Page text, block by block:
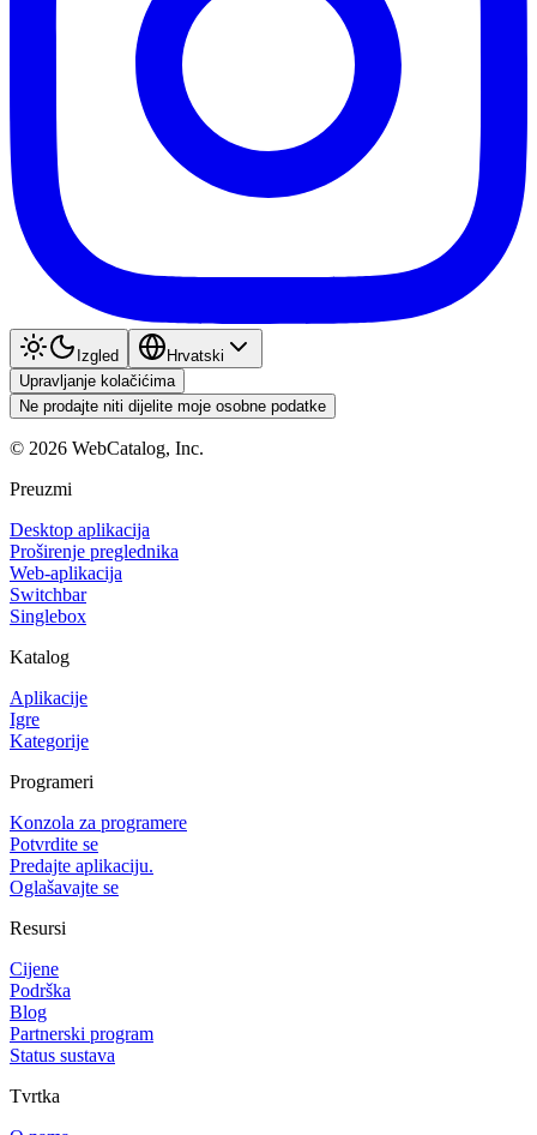
Izgled
Hrvatski
Upravljanje kolačićima
Ne prodajte niti dijelite moje osobne podatke
© 2026 WebCatalog, Inc.
Preuzmi
Desktop aplikacija
Proširenje preglednika
Web-aplikacija
Switchbar
Singlebox
Katalog
Aplikacije
Igre
Kategorije
Programeri
Konzola za programere
Potvrdite se
Predajte aplikaciju.
Oglašavajte se
Resursi
Cijene
Podrška
Blog
Partnerski program
Status sustava
Tvrtka